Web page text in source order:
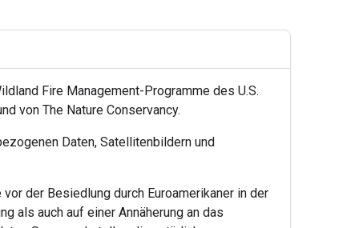
Fire Management-Programme des U.S.
von The Nature Conservancy.
Daten, Satellitenbildern und
der Besiedlung durch Euroamerikaner in der
als auch auf einer Annäherung an das